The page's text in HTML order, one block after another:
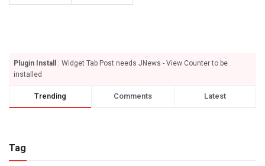
Plugin Install
: Widget Tab Post needs JNews - View Counter to be
installed
Trending Comments Latest
Tag